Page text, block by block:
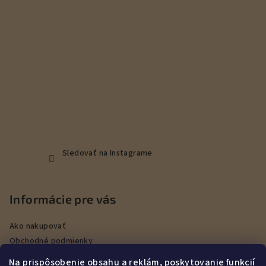
Na prispôsobenie obsahu a reklám, poskytovanie funkcií
Sledovať na Instagrame
Informácie pre vás
Ako nakupovať
Obchodné podmienky
Podmienky ochrany osobných údajov